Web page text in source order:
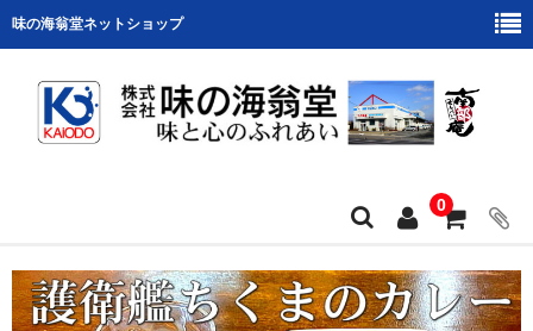
味の海翁堂ネットショップ
0
ホーム